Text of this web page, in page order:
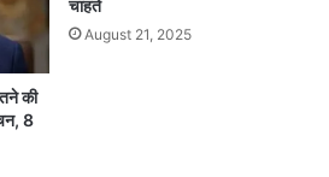
की
8
चाहते
August 21, 2025